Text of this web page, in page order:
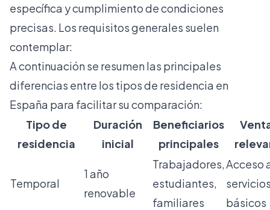
específica y cumplimiento de condiciones
precisas. Los requisitos generales suelen
contemplar:
A continuación se resumen las principales
diferencias entre los tipos de residencia en
España para facilitar su comparación:
Tipo de
residencia
Duración
inicial
Beneficiarios
principales
Temporal
1 año
renovable
Trabajadores,
estudiantes,
familiares
Acceso
básicos